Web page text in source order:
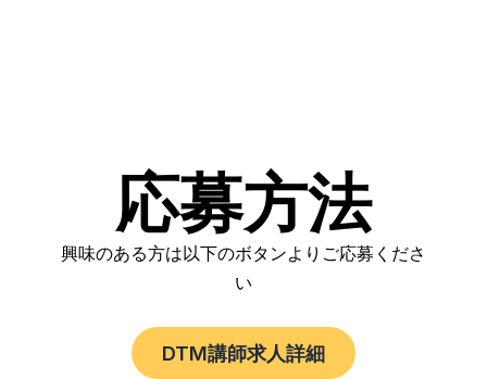
応募方法
興味のある方は以下のボタンよりご応募くださ
い
DTM講師求人詳細